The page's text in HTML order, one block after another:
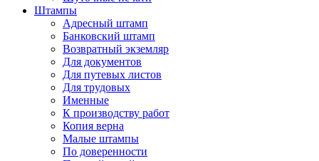
Штампы
Адресный штамп
Банковский штамп
Возвратный экземляр
Для документов
Для путевых листов
Для трудовых
Именные
К производству работ
Копия верна
Малые штампы
По доверенности